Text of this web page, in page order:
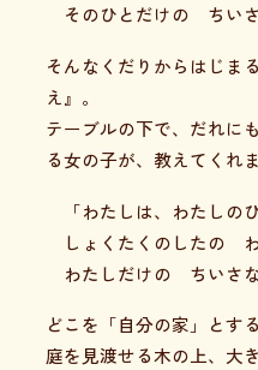
そのひとだけの ちい
そんなくだりからはじま
え』。
テーブルの下で、だれに
る女の子が、教えてくれま
「わたしは、わたしのひ
しょくたくのしたの わ
わたしだけの ちいさな
どこを「自分の家」とす
庭を見渡せる木の上、大